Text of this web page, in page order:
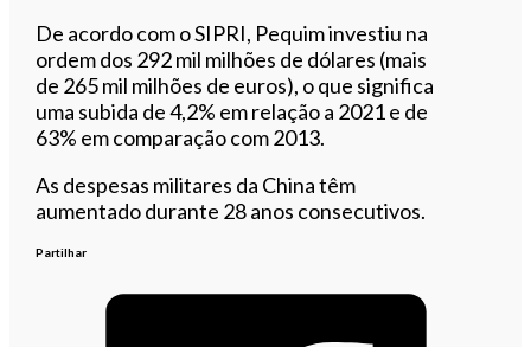
De acordo com o SIPRI, Pequim investiu na
ordem dos 292 mil milhões de dólares (mais
de 265 mil milhões de euros), o que significa
uma subida de 4,2% em relação a 2021 e de
63% em comparação com 2013.
As despesas militares da China têm
aumentado durante 28 anos consecutivos.
Partilhar